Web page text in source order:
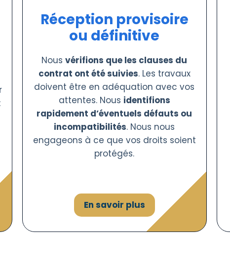
Réception provisoire
ou définitive
Nousvérifions que les clauses du
contrat ont été suivies. Les travaux
doivent être en adéquation avec vos
attentes. Nous identifions
rapidement d’éventuels défauts ou
incompatibilités. Nous nous
engageons à ce que vos droits soient
protégés.
En savoir plus